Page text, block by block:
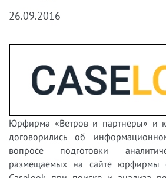
26.09.2016
Юрфирма «Ветров и партнеры» и
договорились об
вопросе подготовки
размещаемых на сайте юрфирмы